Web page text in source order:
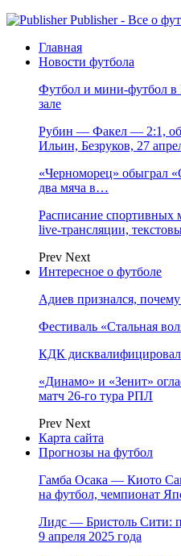
Publisher - Все о
Главная
Новости футбола
Футбол и мини-футбол в
зале
Рубин — Факел — 2:1,
Ильин, Безруков, 27
«Черноморец» обыграл
два мяча в…
Расписание спортивных
live-трансляции,
Prev Next
Интересное о футболе
Адиев признался,
Фестиваль «Стальная
КДК дисквалифицировал
«Динамо» и «Зенит»
матч 26-го тура РПЛ
Prev Next
Карта сайта
Прогнозы на футбол
Гамба Осака — Киото
на футбол, чемпионат
Лидс — Бристоль Сити:
9 апреля 2025 года